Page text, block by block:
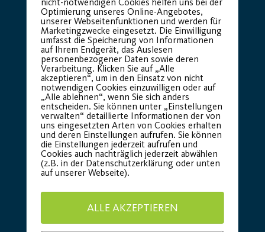
Premium Partner:
Optimierung unseres Online-Angebotes,
unserer Webseitenfunktionen und werden für
Marketingzwecke eingesetzt. Die Einwilligung
umfasst die Speicherung von Informationen
auf Ihrem Endgerät, das Auslesen
personenbezogener Daten sowie deren
Verarbeitung. Klicken Sie auf „Alle
akzeptieren“, um in den Einsatz von nicht
notwendigen Cookies einzuwilligen oder auf
„Alle ablehnen“, wenn Sie sich anders
entscheiden. Sie können unter „Einstellungen
verwalten“ detaillierte Informationen der von
uns eingesetzten Arten von Cookies erhalten
und deren Einstellungen aufrufen. Sie können
die Einstellungen jederzeit aufrufen und
Cookies auch nachträglich jederzeit abwählen
(z.B. in der Datenschutzerklärung oder unten
auf unserer Webseite).
ALLE AKZEPTIEREN